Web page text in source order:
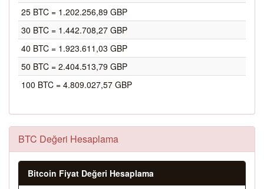
25 BTC = 1.202.256,89 GBP
30 BTC = 1.442.708,27 GBP
40 BTC = 1.923.611,03 GBP
50 BTC = 2.404.513,79 GBP
100 BTC = 4.809.027,57 GBP
BTC Değeri Hesaplama
Bitcoin Fiyat Değeri Hesaplama